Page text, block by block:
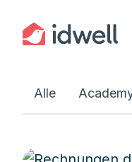
Alle